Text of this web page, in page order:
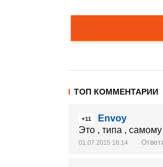
ТОП КОММЕНТАРИИ
+11
Envoy
Это , типа ,
01.07.2015 18:14